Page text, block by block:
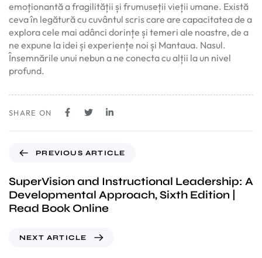
emoționantă a fragilității și frumuseții vieții umane. Există
ceva în legătură cu cuvântul scris care are capacitatea de a
explora cele mai adânci dorințe și temeri ale noastre, de a
ne expune la idei și experiențe noi și Mantaua. Nasul.
Însemnările unui nebun a ne conecta cu alții la un nivel
profund.
SHARE ON
PREVIOUS ARTICLE
SuperVision and Instructional Leadership: A
Developmental Approach, Sixth Edition |
Read Book Online
NEXT ARTICLE